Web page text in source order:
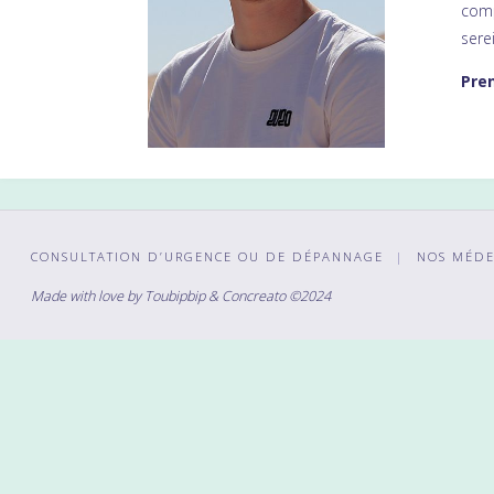
CONSULTATION D’URGENCE OU DE DÉPANNAGE | NOS
Made with love byToubipbip & Concreato ©2024